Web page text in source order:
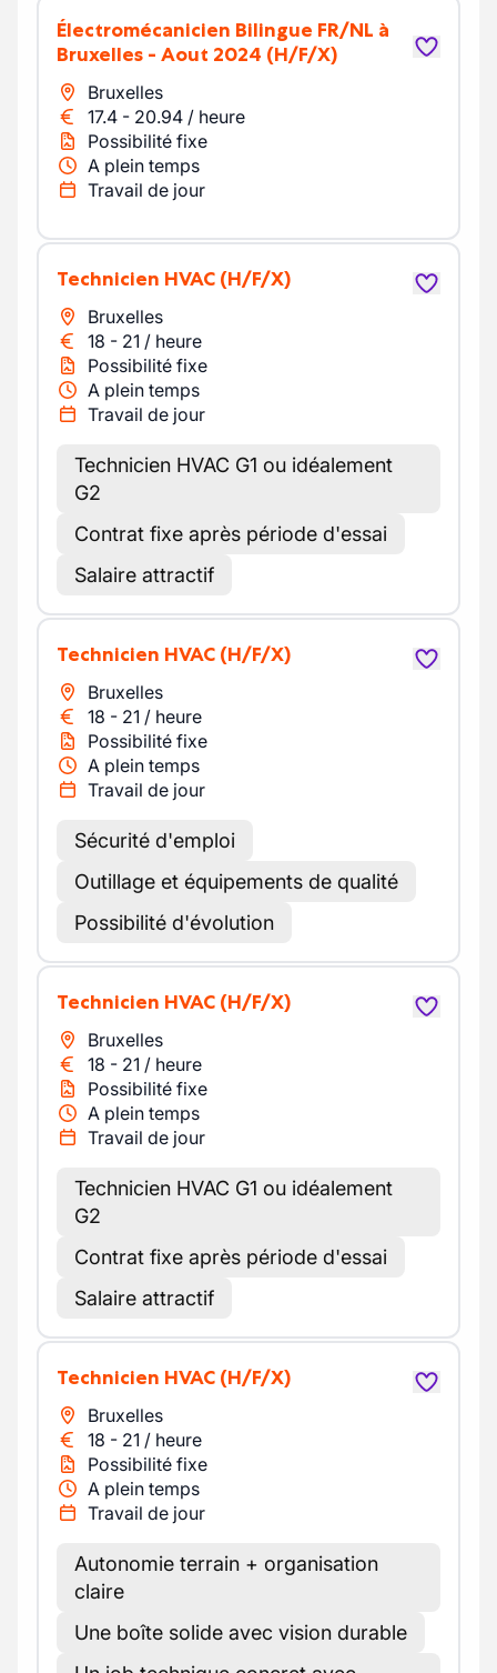
Électromécanicien Bilingue FR/NL à
Bruxelles - Aout 2024 (H/F/X)
Bruxelles
17.4 - 20.94 / heure
Possibilité fixe
A plein temps
Travail de jour
Technicien HVAC (H/F/X)
Bruxelles
18 - 21 / heure
Possibilité fixe
A plein temps
Travail de jour
Technicien HVAC G1 ou idéalement
G2
Contrat fixe après période d'essai
Salaire attractif
Technicien HVAC (H/F/X)
Bruxelles
18 - 21 / heure
Possibilité fixe
A plein temps
Travail de jour
Sécurité d'emploi
Outillage et équipements de qualité
Possibilité d'évolution
Technicien HVAC (H/F/X)
Bruxelles
18 - 21 / heure
Possibilité fixe
A plein temps
Travail de jour
Technicien HVAC G1 ou idéalement
G2
Contrat fixe après période d'essai
Salaire attractif
Technicien HVAC (H/F/X)
Bruxelles
18 - 21 / heure
Possibilité fixe
A plein temps
Travail de jour
Autonomie terrain + organisation
claire
Une boîte solide avec vision durable